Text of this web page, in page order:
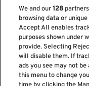
Subscreve
We and our128
browsing data or
Accept All enables
purposes shown under
provide. Selecting
will disable them. If
ads you see may not
this menu to change